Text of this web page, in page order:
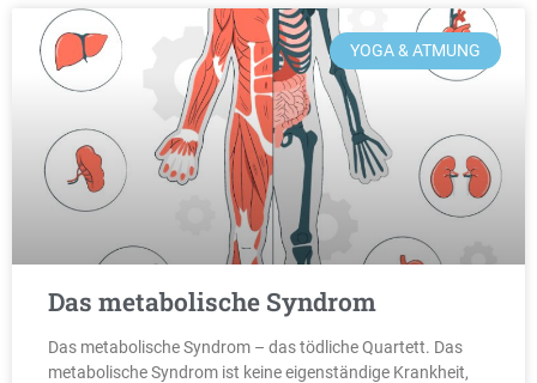
YOGA & ATMUNG
Das metabolische Syndrom
Das metabolische Syndrom – das tödliche Quartett. Das
metabolische Syndrom ist keine eigenständige Krankheit,